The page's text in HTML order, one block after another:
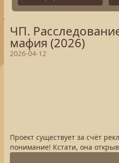
ЧП.
мафия (2026)
2026-04-12
Проект существует за счёт
понимание! Кстати, она